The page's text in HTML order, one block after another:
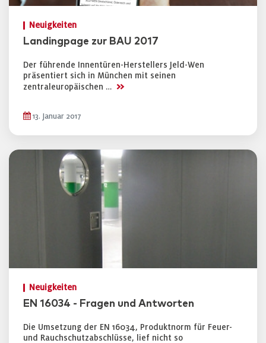
Neuigkeiten
Landingpage zur BAU 2017
Der führende Innentüren-Herstellers Jeld-Wen
präsentiert sich in München mit seinen
zentraleuropäischen … >>
13. Januar 2017
Neuigkeiten
EN 16034 - Fragen und Antworten
Die Umsetzung der EN 16034, Produktnorm für Feuer-
und Rauchschutzabschlüsse, lief nicht so